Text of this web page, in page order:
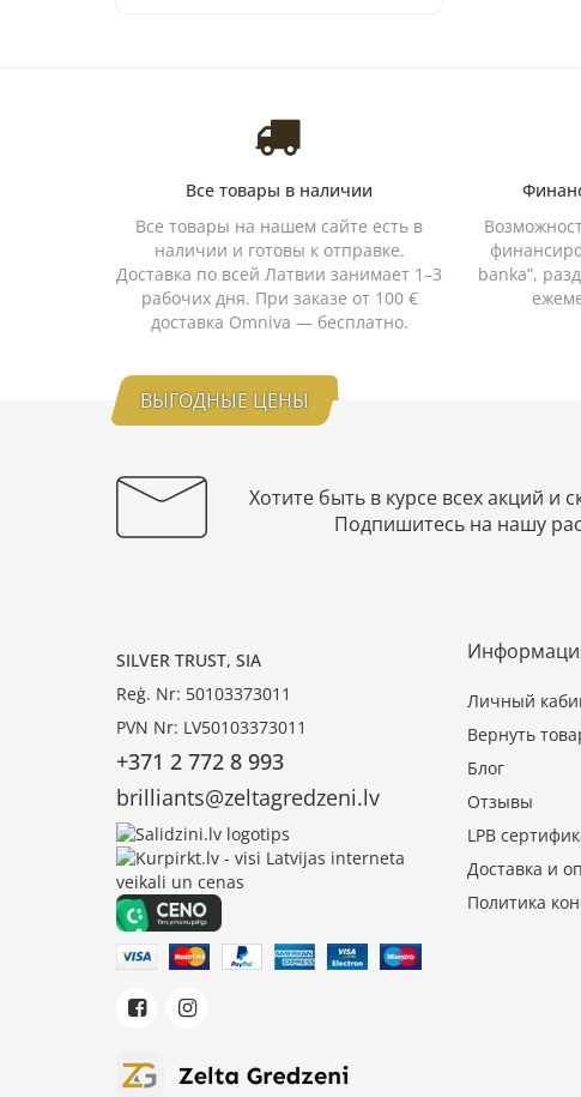
Все товары в наличии
Все товары на нашем сайте есть в
наличии и готовы к отправке.
Доставка по всей Латвии занимает 1–3
рабочих дня. При заказе от 100 €
доставка Omniva — бесплатно.
banka”,
ВЫГОДНЫЕ ЦЕНЫ
Хотите быть в курсе всех акций и
Подпишитесь на нашу
SILVER TRUST, SIA
Reģ. Nr: 50103373011
PVN Nr: LV50103373011
+371 2 772 8 993
brilliants@zeltagredzeni.lv
Личный
Вернуть
Блог
Отзывы
LPB
Доставка и
Политика